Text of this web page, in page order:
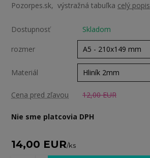
Pozorpes.sk, výstražná tabuľka celý popis
Dostupnosť Skladom
rozmer
Materiál
Cena pred zľavou 12,00 EUR
Nie sme platcovia DPH
14,00 EUR/ks